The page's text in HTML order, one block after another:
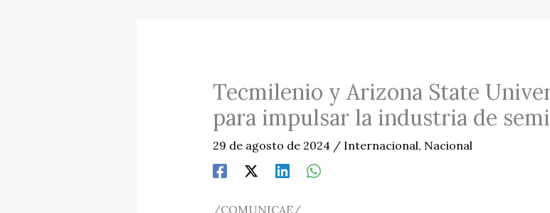
Tecmilenio y Arizona State
para impulsar la industria de
29 de agosto de 2024 / Internacional, Nacional
/COMUNICAE/